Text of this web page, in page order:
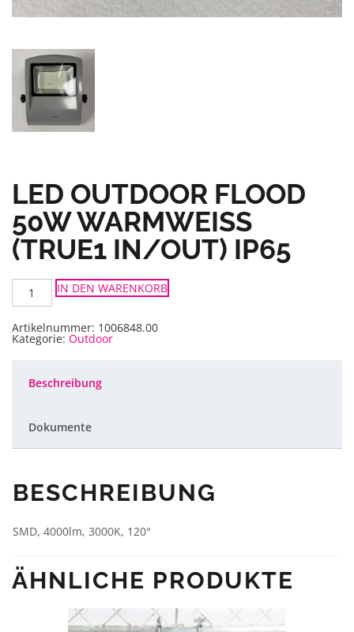
LED OUTDOOR FLOOD
50W WARMWEISS
(TRUE1 IN/OUT) IP65
LED
Outdoor
Flood
Warmweiss
(True1
IN/OUT)
IN DEN WARENKORB
Artikelnummer: 1006848.00
Kategorie: Outdoor
Beschreibung
Dokumente
BESCHREIBUNG
SMD, 4000lm, 3000K, 120°
ÄHNLICHE PRODUKTE